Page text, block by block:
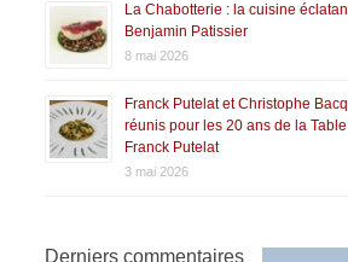
La Chabotterie : la cuisine
Benjamin Patissier
8 mai 2026
Franck Putelat et Christophe
réunis pour les 20 ans de la
Franck Putelat
3 mai 2026
Derniers commentaires